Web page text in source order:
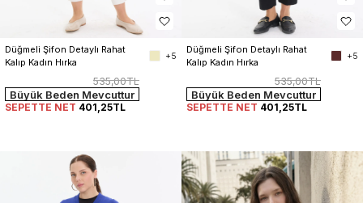
Düğmeli Şifon Detaylı Rahat
Kalıp Kadın Hırka
+5
535,00TL
Büyük Beden Mevcuttur
SEPETTE NET 401,25TL
Düğmeli Şifon Detaylı Rahat
Kalıp Kadın Hırka
+5
535,00TL
Büyük Beden Mevcuttur
SEPETTE NET 401,25TL